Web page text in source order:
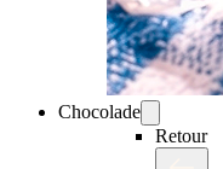
Chocolade
Retour